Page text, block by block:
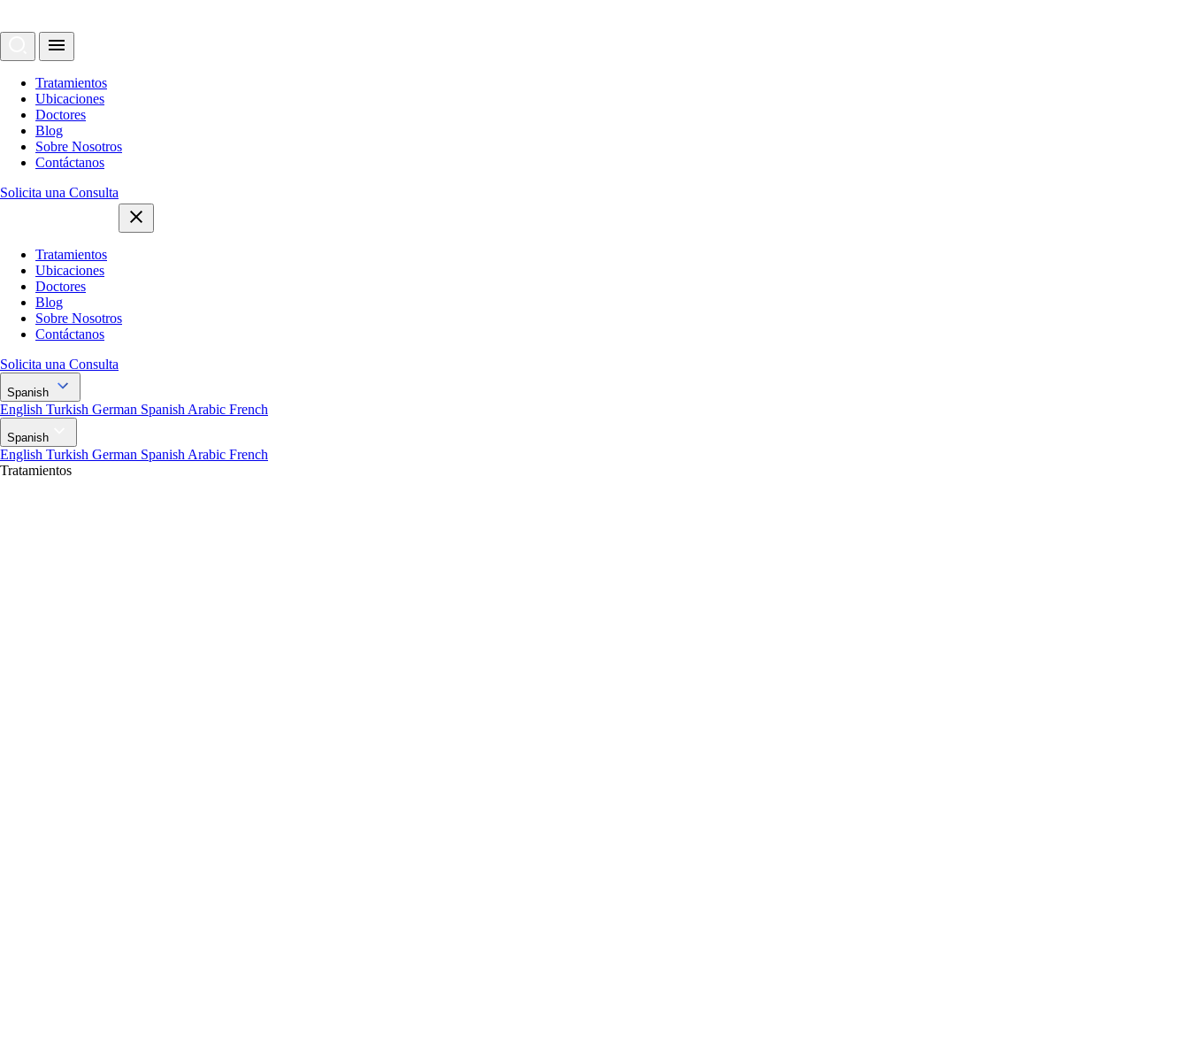
Tratamientos
Ubicaciones
Doctores
Blog
Sobre Nosotros
Contáctanos
Solicita una Consulta
Tratamientos
Ubicaciones
Doctores
Blog
Sobre Nosotros
Contáctanos
Solicita una Consulta
Spanish
English Turkish German Spanish Arabic French
Spanish
English Turkish German Spanish Arabic French
Tratamientos